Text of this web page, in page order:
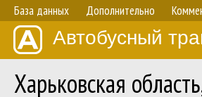
База данных Дополнительно
Автобусный
Харьковская